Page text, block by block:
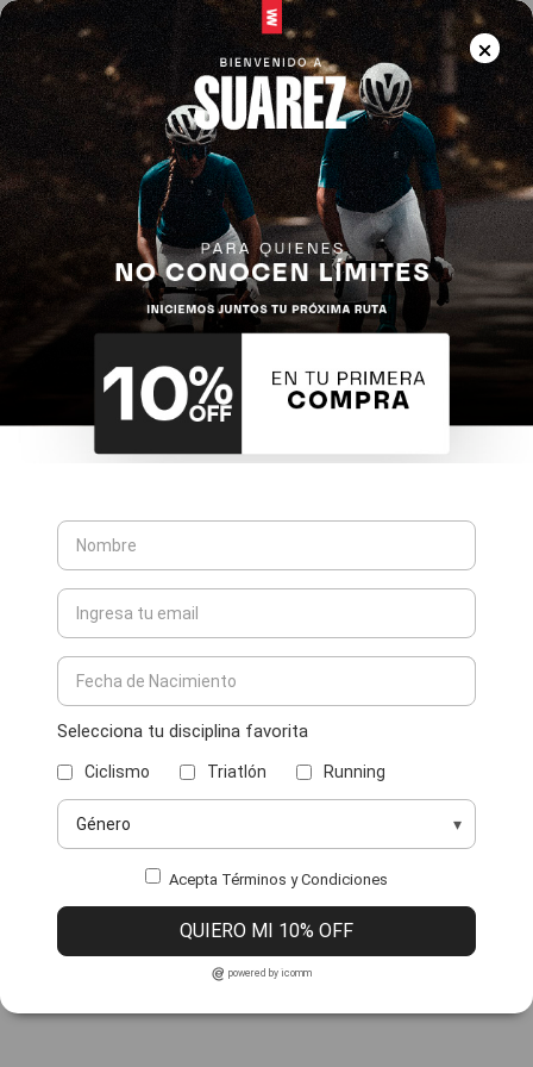
Selecciona tu disciplina favorita
Ciclismo Triatlón Running
Acepta Términos y Condiciones
QUIERO MI 10% OFF
powered by icomm